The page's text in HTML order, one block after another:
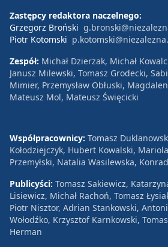
Zastępcy redaktora naczelnego:
Grzegorz Broński
Piotr Kotomski
Zespół: Michał Dzierżak, Michał
Janusz Milewski, Tomasz Grodecki,
Mimier, Przemysław Obłuski,
Mateusz Mol, Mateusz Święcicki
Współpracownicy: Tomasz
Kołodziejczyk, Hubert Kowalski,
Przemyłski, Natalia Wasilewska,
Publicyści: Tomasz Sakiewicz,
Lisiewicz, Michał Rachoń, Tomasz
Piotr Nisztor, Adrian Stankowski,
Wołodźko, Krzysztof Karnkowski,
Herman